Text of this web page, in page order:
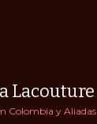
Lacouture
Colombia y Aliadas